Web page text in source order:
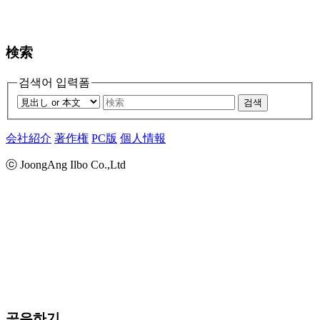
検索
검색어 입력폼
검색
会社紹介 著作権 PC版 個人情報
ⓒ JoongAng Ilbo Co.,Ltd